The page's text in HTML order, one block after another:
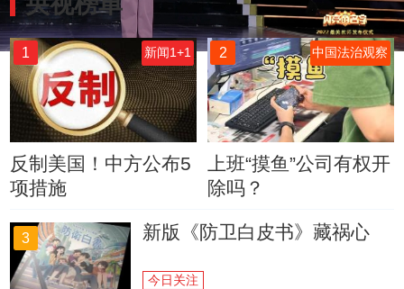
1 新闻1+1
反制美国！中方公布5
项措施
2 中国法治观察
上班“摸鱼”公司有权开
除吗？
3 新版《防卫白皮书》藏祸心
今日关注